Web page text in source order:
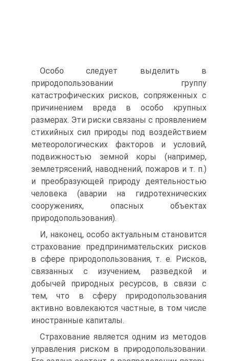
Особо следует выделить в
природопользовании группу
катастрофических рисков, сопряженных с
причинением вреда в особо крупных
размерах. Эти риски связаны с проявлением
стихийных сил природы под воздействием
метеорологических факторов и условий,
подвижностью земной коры (например,
землетрясений, наводнений, пожаров и т. п.)
и преобразующей природу деятельностью
человека (аварии на гидротехнических
сооружениях, опасных объектах
природопользования).
И, наконец, особо актуальным становится
страхование предпринимательских рисков
в сфере природопользования, т. е. Рисков,
связанных с изучением, разведкой и
добычей природных ресурсов, в связи с
тем, что в сферу природопользования
активно вовлекаются частные, в том числе
иностранные капиталы.
Страхование является одним из методов
управления риском в природопользовании.